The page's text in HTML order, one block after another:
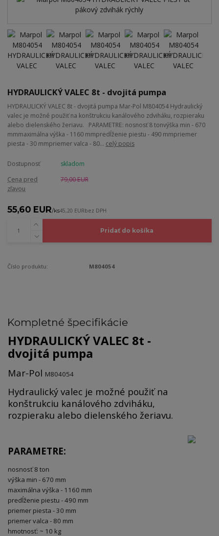
HYDRAULICKÝ VALEC 8t - dvojitá pumpa
HYDRAULICKÝ VALEC 8t - dvojitá pumpa Mar-Pol M804054 Hydraulický
valec je možné použiť na konštrukciu kanálového zdviháku, rozpieraku
alebo dielenského žeriavu. PARAMETRE: nosnosť 8 tonvýška min - 670
mmmaximálna výška - 1160 mmpredĺženie piestu - 490 mmpriemer
piesta - 30 mmpriemer valca - 80... celý popis
Dostupnosť
skladom
Cena pred
zľavou
79,00 EUR
55,60 EUR/ks45,20 EURbez DPH
Pridať do košíka
Číslo produktu: M804054
Kompletné špecifikácie
HYDRAULICKÝ VALEC 8t -
dvojitá pumpa
Mar-Pol M804054
Hydraulický valec je možné použiť na
konštrukciu kanálového zdviháku,
rozpieraku alebo dielenského žeriavu.
PARAMETRE:
nosnosť 8 ton
výška min - 670 mm
maximálna výška - 1160 mm
predĺženie piestu - 490 mm
priemer piesta - 30 mm
priemer valca - 80 mm
hmotnosť: ~ 10 kg